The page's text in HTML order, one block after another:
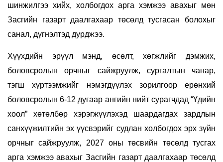
шинжилгээ хийх, холбогдох арга хэмжээ авахыг мөн
Засгийн газарт даалгахаар төсөлд тусгасан болохыг
санал, дүгнэлтэд дурджээ.
Хүүхдийн эрүүл мэнд, өсөлт, хөгжлийг дэмжих,
боловсролын орчныг сайжруулж, сургалтын чанар,
тэгш хүртээмжийг нэмэгдүүлэх зорилгоор ерөнхий
боловсролын 6-12 дугаар ангийн нийт сурагчдад “Үдийн
хоол” хөтөлбөр хэрэгжүүлэхэд шаардагдах зардлын
санхүүжилтийн эх үүсвэрийг судлан холбогдох эрх зүйн
орчныг сайжруулж, 2027 оны төсвийн төсөлд тусгах
арга хэмжээ авахыг Засгийн газарт даалгахаар төсөлд